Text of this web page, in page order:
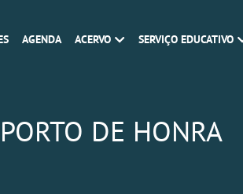
AGENDA ACERVO SERVIÇO EDUCATIVO
PORTO DE HONRA